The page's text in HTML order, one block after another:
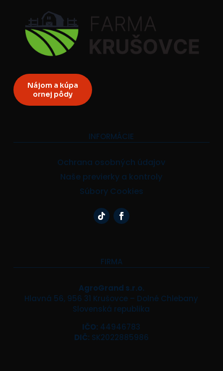
Nájom a kúpa
ornej pôdy
INFORMÁCIE
Ochrana osobných údajov
Naše previerky a kontroly
Súbory Cookies
FIRMA
AgroGrand s.r.o.
Hlavná 56, 956 31 Krušovce – Dolné Chlebany
Slovenská republika
IČO: 44946783
DIČ: SK2022885986